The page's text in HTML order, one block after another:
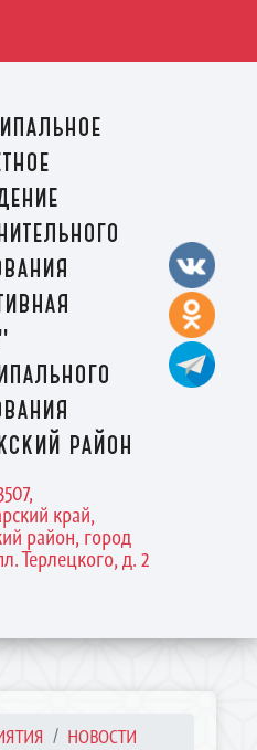
район
край,
район, город
Терлецкого, д. 2
НОВОСТИ